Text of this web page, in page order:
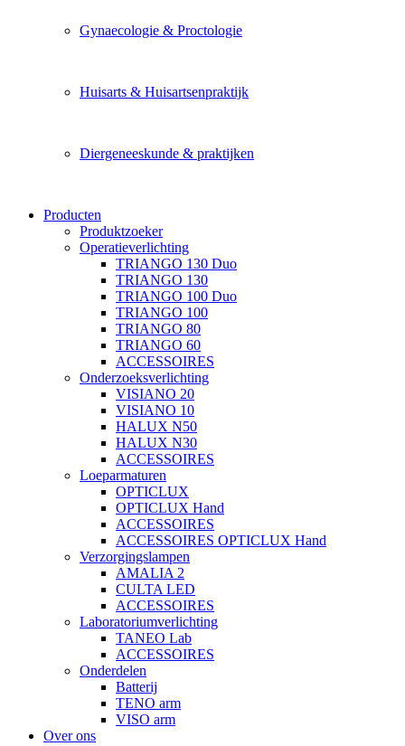
Gynaecologie & Proctologie
Huisarts & Huisartsenpraktijk
Diergeneeskunde & praktijken
Producten
Produktzoeker
Operatieverlichting
TRIANGO 130 Duo
TRIANGO 130
TRIANGO 100 Duo
TRIANGO 100
TRIANGO 80
TRIANGO 60
ACCESSOIRES
Onderzoeksverlichting
VISIANO 20
VISIANO 10
HALUX N50
HALUX N30
ACCESSOIRES
Loeparmaturen
OPTICLUX
OPTICLUX Hand
ACCESSOIRES
ACCESSOIRES OPTICLUX Hand
Verzorgingslampen
AMALIA 2
CULTA LED
ACCESSOIRES
Laboratoriumverlichting
TANEO Lab
ACCESSOIRES
Onderdelen
Batterij
TENO arm
VISO arm
Over ons